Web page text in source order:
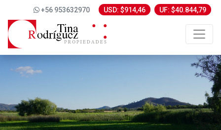
+56 953632970 USD: $914,46 UF: $40.844,79